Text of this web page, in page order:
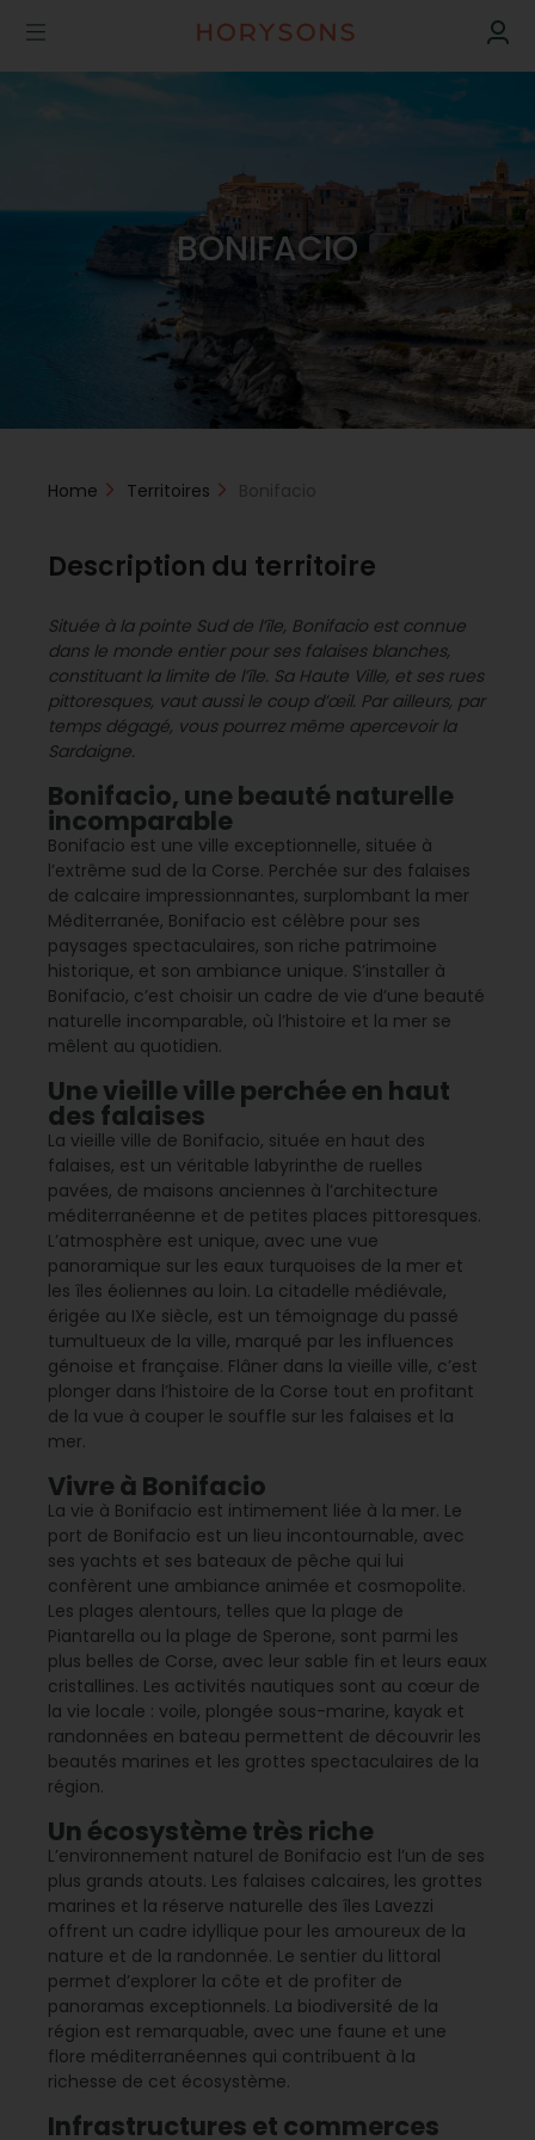
BONIFACIO
Home Territoires Bonifacio
Description du territoire
Située à la pointe Sud de l’île, Bonifacio est connue
dans le monde entier pour ses falaises blanches,
constituant la limite de l’île. Sa Haute Ville, et ses rues
pittoresques, vaut aussi le coup d’œil. Par ailleurs, par
temps dégagé, vous pourrez même apercevoir la
Sardaigne.
Bonifacio, une beauté naturelle
incomparable
Bonifacio est une ville exceptionnelle, située à
l’extrême sud de la Corse. Perchée sur des falaises
de calcaire impressionnantes, surplombant la mer
Méditerranée, Bonifacio est célèbre pour ses
paysages spectaculaires, son riche patrimoine
historique, et son ambiance unique. S’installer à
Bonifacio, c’est choisir un cadre de vie d’une beauté
naturelle incomparable, où l’histoire et la mer se
mêlent au quotidien.
Une vieille ville perchée en haut
des falaises
La vieille ville de Bonifacio, située en haut des
falaises, est un véritable labyrinthe de ruelles
pavées, de maisons anciennes à l’architecture
méditerranéenne et de petites places pittoresques.
L’atmosphère est unique, avec une vue
panoramique sur les eaux turquoises de la mer et
les îles éoliennes au loin. La citadelle médiévale,
érigée au IXe siècle, est un témoignage du passé
tumultueux de la ville, marqué par les influences
génoise et française. Flâner dans la vieille ville, c’est
plonger dans l’histoire de la Corse tout en profitant
de la vue à couper le souffle sur les falaises et la
mer.
Vivre à Bonifacio
La vie à Bonifacio est intimement liée à la mer. Le
port de Bonifacio est un lieu incontournable, avec
ses yachts et ses bateaux de pêche qui lui
confèrent une ambiance animée et cosmopolite.
Les plages alentours, telles que la plage de
Piantarella ou la plage de Sperone, sont parmi les
plus belles de Corse, avec leur sable fin et leurs eaux
cristallines. Les activités nautiques sont au cœur de
la vie locale : voile, plongée sous-marine, kayak et
randonnées en bateau permettent de découvrir les
beautés marines et les grottes spectaculaires de la
région.
Un écosystème très riche
L’environnement naturel de Bonifacio est l’un de ses
plus grands atouts. Les falaises calcaires, les grottes
marines et la réserve naturelle des îles Lavezzi
offrent un cadre idyllique pour les amoureux de la
nature et de la randonnée. Le sentier du littoral
permet d’explorer la côte et de profiter de
panoramas exceptionnels. La biodiversité de la
région est remarquable, avec une faune et une
flore méditerranéennes qui contribuent à la
richesse de cet écosystème.
Infrastructures et commerces